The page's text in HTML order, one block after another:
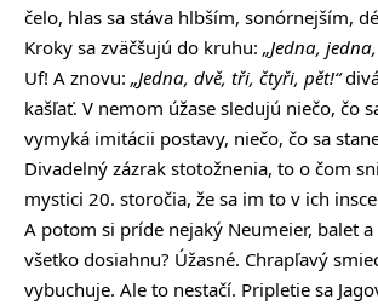
čelo, hlas sa stáva hlbším, sonórnejším,
Kroky sa zväčšujú do kruhu: „Jedna,
Uf! A znovu: „Jedna, dvě, tři, čtyři, pět!“
kašľať. V nemom úžase sledujú niečo, čo
vymyká imitácii postavy, niečo, čo sa
Divadelný zázrak stotožnenia, to o čom
mystici 20. storočia, že sa im to v ich
A potom si príde nejaký Neumeier, balet
všetko dosiahnu? Úžasné. Chrapľavý
vybuchuje. Ale to nestačí. Pripletie sa